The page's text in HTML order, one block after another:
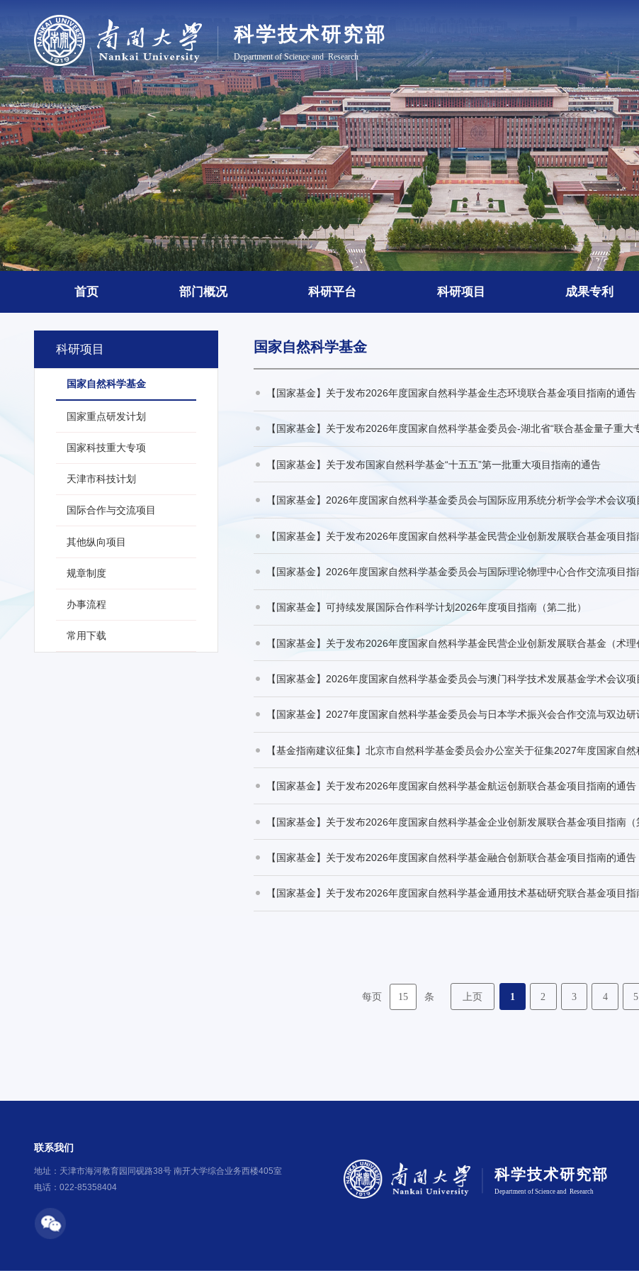
首页 部门概况 科研平台 科研项目 成果专利
科研项目
国家自然科学基金
国家重点研发计划
国家科技重大专项
天津市科技计划
国际合作与交流项目
其他纵向项目
规章制度
办事流程
常用下载
国家自然科学基金
【国家基金】关于发布2026年度国家自然科学基金生态环境联合基金项目指南的通告
【国家基金】关于发布2026年度国家自然科学基金委员会-湖北省“联合基金量子重大
【国家基金】关于发布国家自然科学基金“十五五”第一批重大项目指南的通告
【国家基金】2026年度国家自然科学基金委员会与国际应用系统分析学会学术会议项
【国家基金】关于发布2026年度国家自然科学基金民营企业创新发展联合基金项目
【国家基金】2026年度国家自然科学基金委员会与国际理论物理中心合作交流项目指
【国家基金】可持续发展国际合作科学计划2026年度项目指南（第二批）
【国家基金】2026年度国家自然科学基金委员会与澳门科学技术发展基金学术会议项
【国家基金】2027年度国家自然科学基金委员会与日本学术振兴会合作交流与双边
【国家基金】关于发布2026年度国家自然科学基金航运创新联合基金项目指南的通告
【国家基金】关于发布2026年度国家自然科学基金企业创新发展联合基金项目指南
【国家基金】关于发布2026年度国家自然科学基金融合创新联合基金项目指南的通告
【国家基金】关于发布2026年度国家自然科学基金通用技术基础研究联合基金项目
每页 15 条 上页 1 2 3 4 5
联系我们
地址：天津市海河教育园同砚路38号 南开大学综合业务西楼405室
电话：022-85358404